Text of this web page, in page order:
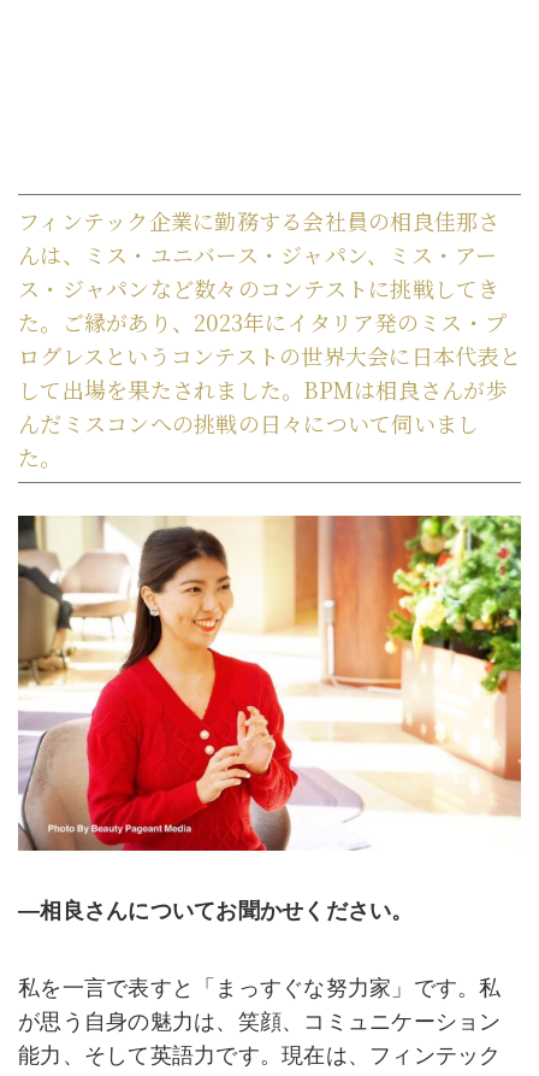
フィンテック企業に勤務する会社員の相良佳那さ
んは、ミス・ユニバース・ジャパン、ミス・アー
ス・ジャパンなど数々のコンテストに挑戦してき
た。ご縁があり、2023年にイタリア発のミス・プ
ログレスというコンテストの世界大会に日本代表と
して出場を果たされました。BPMは相良さんが歩
んだミスコンへの挑戦の日々について伺いまし
た。
―相良さんについてお聞かせください。
私を一言で表すと「まっすぐな努力家」です。私
が思う自身の魅力は、笑顔、コミュニケーション
能力、そして英語力です。現在は、フィンテック